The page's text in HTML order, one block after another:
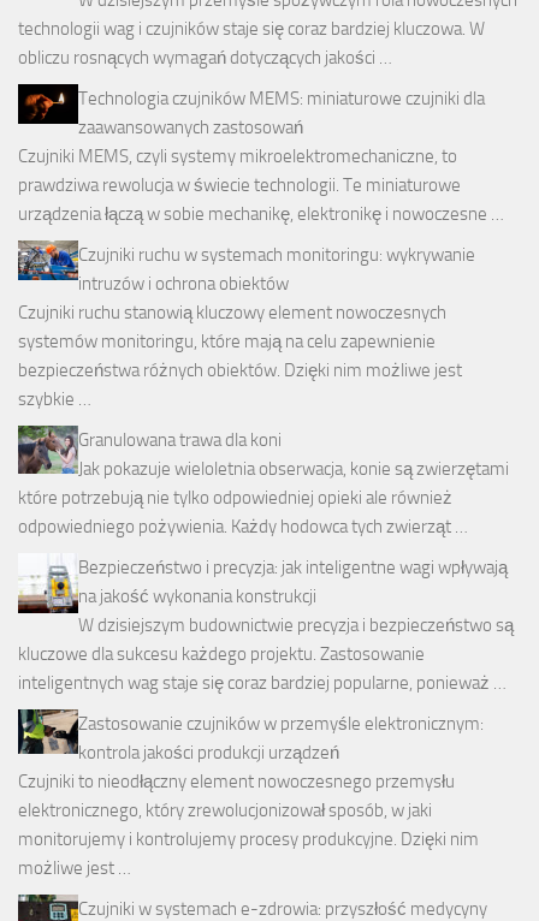
technologii wag i czujników staje się coraz bardziej kluczowa. W
obliczu rosnących wymagań dotyczących jakości …
Technologia czujników MEMS: miniaturowe czujniki dla
zaawansowanych zastosowań
Czujniki MEMS, czyli systemy mikroelektromechaniczne, to
prawdziwa rewolucja w świecie technologii. Te miniaturowe
urządzenia łączą w sobie mechanikę, elektronikę i nowoczesne …
Czujniki ruchu w systemach monitoringu: wykrywanie
intruzów i ochrona obiektów
Czujniki ruchu stanowią kluczowy element nowoczesnych
systemów monitoringu, które mają na celu zapewnienie
bezpieczeństwa różnych obiektów. Dzięki nim możliwe jest
szybkie …
Granulowana trawa dla koni
Jak pokazuje wieloletnia obserwacja, konie są zwierzętami
które potrzebują nie tylko odpowiedniej opieki ale również
odpowiedniego pożywienia. Każdy hodowca tych zwierząt …
Bezpieczeństwo i precyzja: jak inteligentne wagi wpływają
na jakość wykonania konstrukcji
W dzisiejszym budownictwie precyzja i bezpieczeństwo są
kluczowe dla sukcesu każdego projektu. Zastosowanie
inteligentnych wag staje się coraz bardziej popularne, ponieważ …
Zastosowanie czujników w przemyśle elektronicznym:
kontrola jakości produkcji urządzeń
Czujniki to nieodłączny element nowoczesnego przemysłu
elektronicznego, który zrewolucjonizował sposób, w jaki
monitorujemy i kontrolujemy procesy produkcyjne. Dzięki nim
możliwe jest …
Czujniki w systemach e-zdrowia: przyszłość medycyny